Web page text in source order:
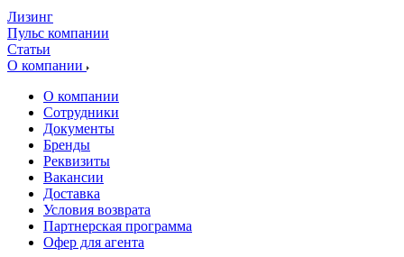
Лизинг
Пульс компании
Статьи
О компании
О компании
Сотрудники
Документы
Бренды
Реквизиты
Вакансии
Доставка
Условия возврата
Партнерская программа
Офер для агента